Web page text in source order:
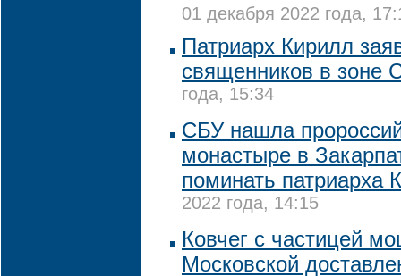
01 декабря 2022 года,
Патриарх Кирилл
священников в зоне
года, 15:34
CБУ нашла
монастыре в
поминать патриарха
2022 года, 14:15
Ковчег с частицей
Московской